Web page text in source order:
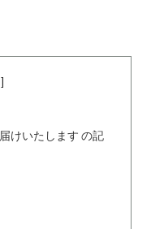
けいたします の記